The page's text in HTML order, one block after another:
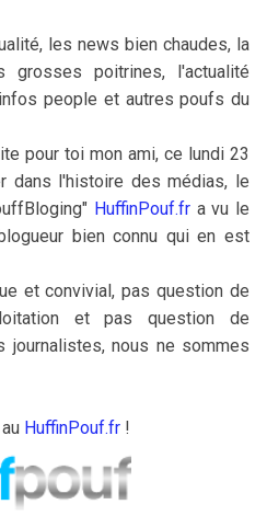
les news bien chaudes, la
grosses poitrines, l'actualité
people et autres poufs du
pour toi mon ami, ce lundi 23
dans l'histoire des médias, le
HuffinPouf.fra vu le
bien connu qui en est
et convivial, pas question de
et pas question de
journalistes, nous ne sommes
HuffinPouf.fr !